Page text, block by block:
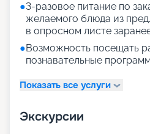
●3-разовое питание по
желаемого блюда из
в опросном листе
●Возможность посещать
познавательные
Показать все услуги
Экскурсии